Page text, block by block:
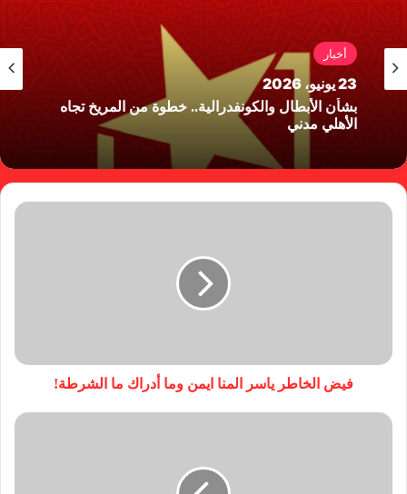
أخبار
23 يونيو، 2026
بشأن الأبطال والكونفدرالية.. خطوة من المريخ تجاه
الأهلي مدني
فيض الخاطر ياسر المنا ايمن وما أدراك ما الشرطة!